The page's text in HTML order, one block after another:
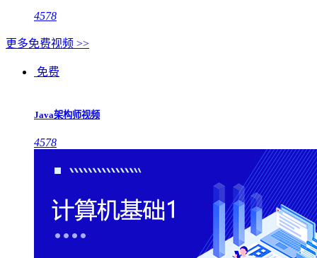
4578
更多免费视频 >>
免费
Java架构师视频
4578